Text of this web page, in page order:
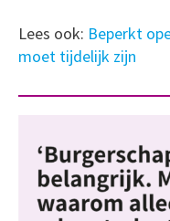
Lees ook: Beperkt
moet tijdelijk zijn